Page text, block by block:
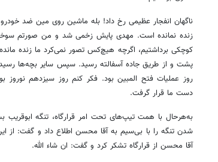
ناگهان انفجار عظیمی رخ داد! بله ماشین روی مین ضد
زنده نمانده است. مهدی پایش زخمی شد و من صورتم
کوچکی برداشتیم، اگرچه هیچ‌کس تصور نمی‌کرد ما زنده
پشت و از طریق جاده آسفالته رسید. سپس سایر بچه‌ها
روز عملیات فتح المبین بود. فکر کنم روز سیزدهم نوروز
دست ما قرار گرفت.
به‌هرحال با همت تیپ‌های تحت امر قرارگاه، تنگه
شدن تنگه را با بی‌سیم به آقا محسن اطلاع داد و گفت: از
آقا محسن از قرارگاه تشکر کرد و گفت: ان شاء الله.